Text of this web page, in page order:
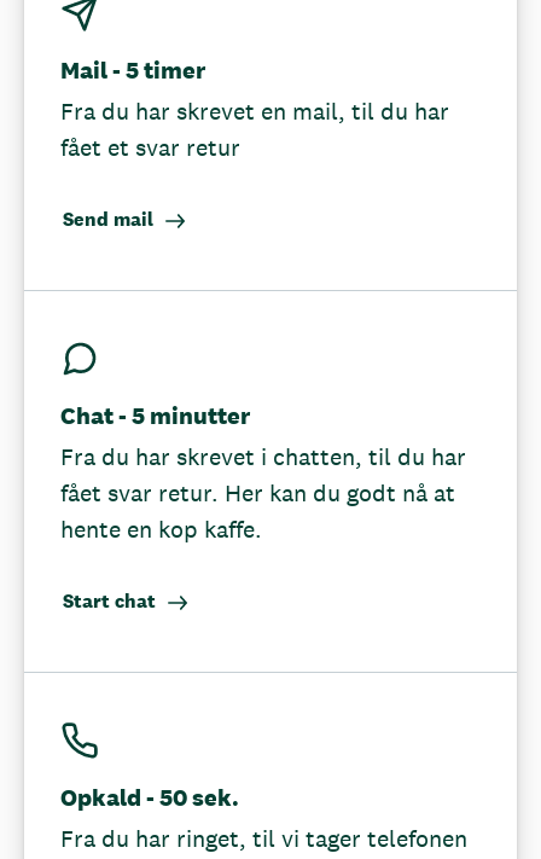
Mail - 5 timer
Fra du har skrevet en mail, til du har
fået et svar retur
Send mail
Chat - 5 minutter
Fra du har skrevet i chatten, til du har
fået svar retur. Her kan du godt nå at
hente en kop kaffe.
Start chat
Opkald - 50 sek.
Fra du har ringet, til vi tager telefonen